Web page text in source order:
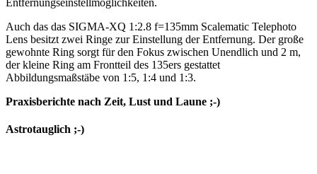
Entfernungseinstellmöglichkeiten.
Auch das das SIGMA-XQ 1:2.8 f=135mm Scalematic Telephoto
Lens besitzt zwei Ringe zur Einstellung der Entfernung. Der große
gewohnte Ring sorgt für den Fokus zwischen Unendlich und 2 m,
der kleine Ring am Frontteil des 135ers gestattet
Abbildungsmaßstäbe von 1:5, 1:4 und 1:3.
Praxisberichte nach Zeit, Lust und Laune ;-)
Astrotauglich ;-)